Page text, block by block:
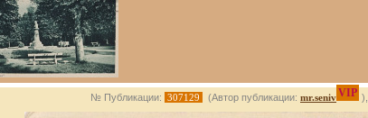
№ Публикации: 307129 (Автор публикации: mr.senivVIP